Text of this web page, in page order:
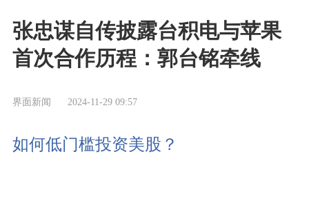
张忠谋自传披露台积电与苹果
首次合作历程：郭台铭牵线
界面新闻 2024-11-29 09:57
如何低门槛投资美股？